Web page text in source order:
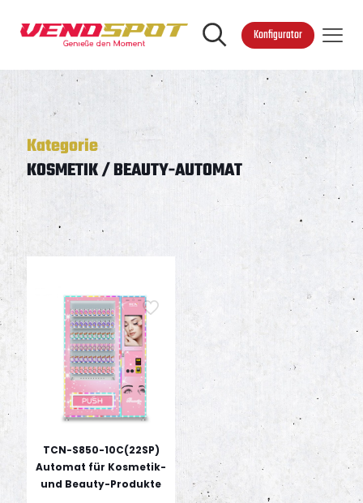
Konfigurator
Kategorie
KOSMETIK / BEAUTY-AUTOMAT
TCN-S850-10C(22SP)
Automat für Kosmetik-
und Beauty-Produkte